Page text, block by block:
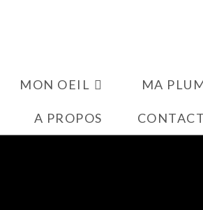
MON OEIL MA
A PROPOS